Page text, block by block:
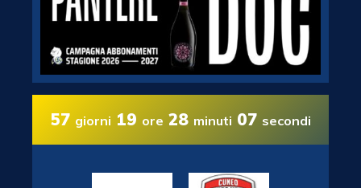
57 giorni 19 ore 28 minuti 06 secondi